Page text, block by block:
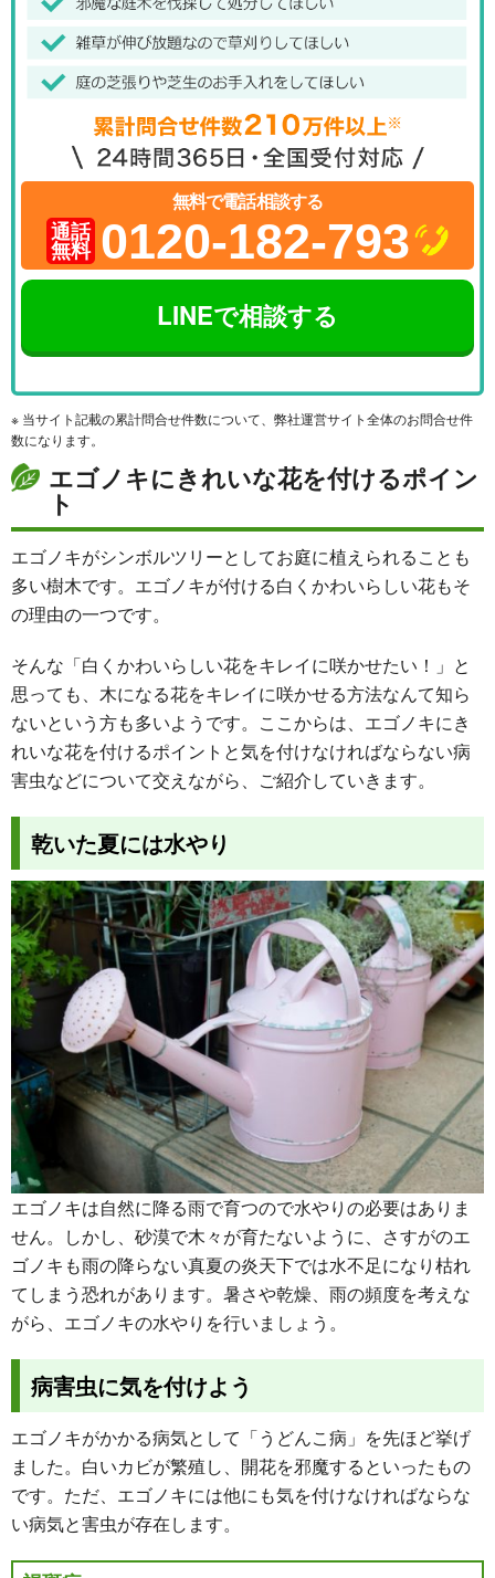
無料で電話相談する
通話
無料 0120-182-793
LINEで相談する
※ 当サイト記載の累計問合せ件数について、弊社運営サイト全体のお問合せ件
数になります。
エゴノキにきれいな花を付けるポイン
ト
エゴノキがシンボルツリーとしてお庭に植えられることも
多い樹木です。エゴノキが付ける白くかわいらしい花もそ
の理由の一つです。
そんな「白くかわいらしい花をキレイに咲かせたい！」と
思っても、木になる花をキレイに咲かせる方法なんて知ら
ないという方も多いようです。ここからは、エゴノキにき
れいな花を付けるポイントと気を付けなければならない病
害虫などについて交えながら、ご紹介していきます。
乾いた夏には水やり
エゴノキは自然に降る雨で育つので水やりの必要はありま
せん。しかし、砂漠で木々が育たないように、さすがのエ
ゴノキも雨の降らない真夏の炎天下では水不足になり枯れ
てしまう恐れがあります。暑さや乾燥、雨の頻度を考えな
がら、エゴノキの水やりを行いましょう。
病害虫に気を付けよう
エゴノキがかかる病気として「うどんこ病」を先ほど挙げ
ました。白いカビが繁殖し、開花を邪魔するといったもの
です。ただ、エゴノキには他にも気を付けなければならな
い病気と害虫が存在します。